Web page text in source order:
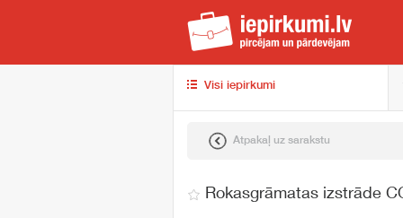
Visi iepirkumi
Atpakaļ uz sarakstu
Rokasgrāmatas izstrāde